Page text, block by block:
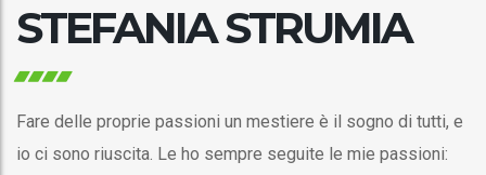
STEFANIA STRUMIA
Fare delle proprie passioni un mestiere è il sogno di tutti, e
io ci sono riuscita. Le ho sempre seguite le mie passioni: